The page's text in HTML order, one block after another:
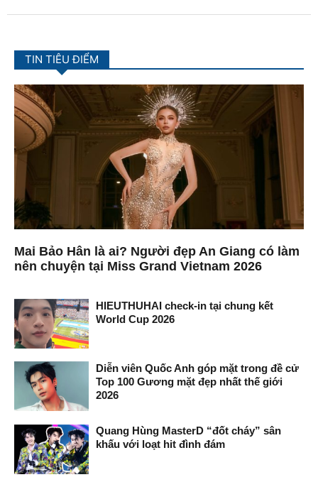
TIN TIÊU ĐIỂM
Mai Bảo Hân là ai? Người đẹp An Giang có làm
nên chuyện tại Miss Grand Vietnam 2026
HIEUTHUHAI check-in tại chung kết
World Cup 2026
Diễn viên Quốc Anh góp mặt trong đề cử
Top 100 Gương mặt đẹp nhất thế giới
2026
Quang Hùng MasterD “đốt cháy” sân
khấu với loạt hit đình đám